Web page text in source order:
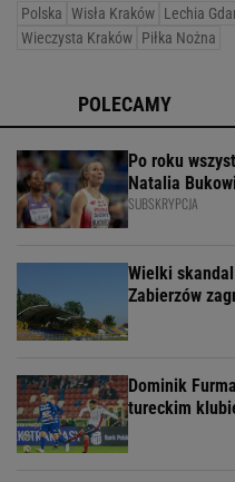
Polska Wisła Kraków Lechia
Wieczysta Kraków Piłka Nożna
POLECAMY
Po roku
Natalia
SUBSKRYPCJA
Wielki
Zabierzów
Dominik
tureckim